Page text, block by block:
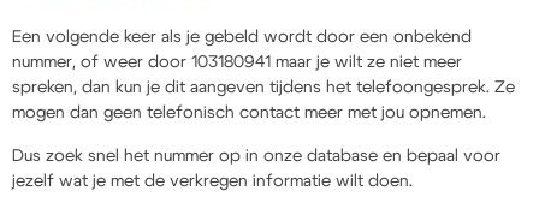
Een volgende keer als je gebeld wordt door een onbekend
nummer, of weer door 103180941 maar je wilt ze niet meer
spreken, dan kun je dit aangeven tijdens het telefoongesprek. Ze
mogen dan geen telefonisch contact meer met jou opnemen.
Dus zoek snel het nummer op in onze database en bepaal voor
jezelf wat je met de verkregen informatie wilt doen.